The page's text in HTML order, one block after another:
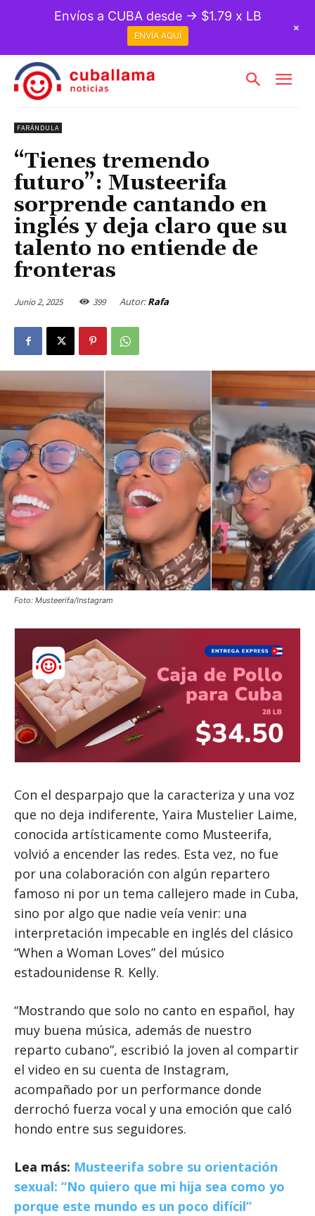
FARÁNDULA
“Tienes tremendo
futuro”: Musteerifa
sorprende cantando en
inglés y deja claro que su
talento no entiende de
fronteras
Junio 2, 2025 399 Autor: Rafa
Foto: Musteerifa/Instagram
Con el desparpajo que la caracteriza y una voz
que no deja indiferente, Yaira Mustelier Laime,
conocida artísticamente como Musteerifa,
volvió a encender las redes. Esta vez, no fue
por una colaboración con algún repartero
famoso ni por un tema callejero made in Cuba,
sino por algo que nadie veía venir: una
interpretación impecable en inglés del clásico
“When a Woman Loves” del músico
estadounidense R. Kelly.
“Mostrando que solo no canto en español, hay
muy buena música, además de nuestro
reparto cubano”, escribió la joven al compartir
el video en su cuenta de Instagram,
acompañado por un performance donde
derrochó fuerza vocal y una emoción que caló
hondo entre sus seguidores.
Lea más: Musteerifa sobre su orientación
sexual: “No quiero que mi hija sea como yo
porque este mundo es un poco difícil”
Envíos a CUBA desde → $1.79 x LB
ENVÍA AQUÍ
+